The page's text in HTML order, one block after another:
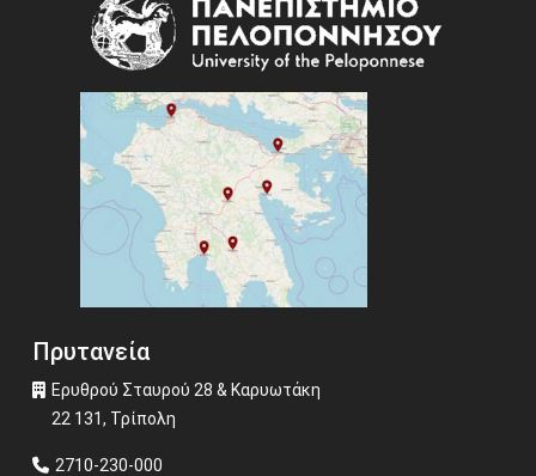
Πρυτανεία
Ερυθρού Σταυρού 28 & Καρυωτάκη
22 131, Τρίπολη
2710-230-000